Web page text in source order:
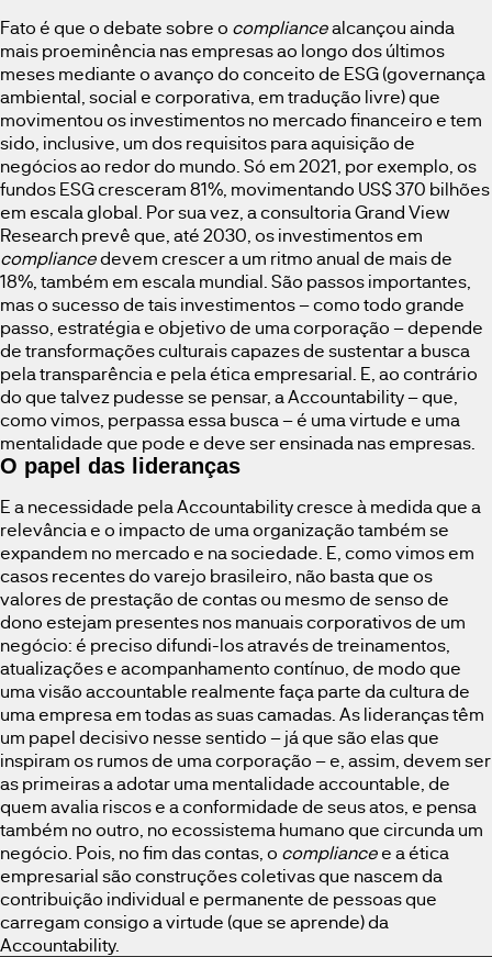
Fato é que o debate sobre o compliancealcançou ainda
mais proeminência nas empresas ao longo dos últimos
meses mediante o avanço do conceito de ESG (governança
ambiental, social e corporativa, em tradução livre) que
movimentou os investimentos no mercado financeiro e tem
sido, inclusive, um dos requisitos para aquisição de
negócios ao redor do mundo. Só em 2021, por exemplo, os
fundos ESG cresceram 81%, movimentando US$ 370 bilhões
em escala global. Por sua vez, a consultoria Grand View
Research prevê que, até 2030, os investimentos em
compliancedevem crescer a um ritmo anual de mais de
18%, também em escala mundial. São passos importantes,
mas o sucesso de tais investimentos – como todo grande
passo, estratégia e objetivo de uma corporação – depende
de transformações culturais capazes de sustentar a busca
pela transparência e pela ética empresarial. E, ao contrário
do que talvez pudesse se pensar, a Accountability – que,
como vimos, perpassa essa busca – é uma virtude e uma
mentalidade que pode e deve ser ensinada nas empresas.
O papel das lideranças
E a necessidade pela Accountability cresce à medida que a
relevância e o impacto de uma organização também se
expandem no mercado e na sociedade. E, como vimos em
casos recentes do varejo brasileiro, não basta que os
valores de prestação de contas ou mesmo de senso de
dono estejam presentes nos manuais corporativos de um
negócio: é preciso difundi-los através de treinamentos,
atualizações e acompanhamento contínuo, de modo que
uma visão accountable realmente faça parte da cultura de
uma empresa em todas as suas camadas. As lideranças têm
um papel decisivo nesse sentido – já que são elas que
inspiram os rumos de uma corporação – e, assim, devem ser
as primeiras a adotar uma mentalidade accountable, de
quem avalia riscos e a conformidade de seus atos, e pensa
também no outro, no ecossistema humano que circunda um
negócio. Pois, no fim das contas, o compliancee a ética
empresarial são construções coletivas que nascem da
contribuição individual e permanente de pessoas que
carregam consigo a virtude (que se aprende) da
Accountability.